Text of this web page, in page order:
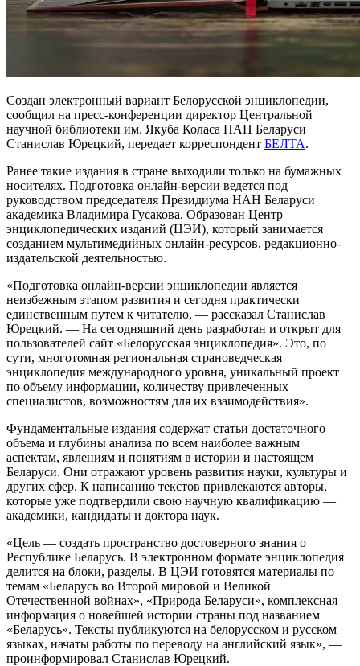
Создан электронный вариант Белорусской энциклопедии,
сообщил на пресс-конференции директор Центральной
научной библиотеки им. Якуба Коласа НАН Беларуси
Станислав Юрецкий, передает корреспондент БЕЛТА.
Ранее такие издания в стране выходили только на бумажных
носителях. Подготовка онлайн-версии ведется под
руководством председателя Президиума НАН Беларуси
академика Владимира Гусакова. Образован Центр
энциклопедических изданий (ЦЭИ), который занимается
созданием мультимедийных онлайн-ресурсов, редакционно-
издательской деятельностью.
«Подготовка онлайн-версии энциклопедии является
неизбежным этапом развития и сегодня практически
единственным путем к читателю, — рассказал Станислав
Юрецкий. — На сегодняшний день разработан и открыт для
пользователей сайт «Белорусская энциклопедия». Это, по
сути, многотомная региональная страноведческая
энциклопедия международного уровня, уникальный проект
по объему информации, количеству привлеченных
специалистов, возможностям для их взаимодействия».
Фундаментальные издания содержат статьи достаточного
объема и глубины анализа по всем наиболее важным
аспектам, явлениям и понятиям в истории и настоящем
Беларуси. Они отражают уровень развития науки, культуры и
других сфер. К написанию текстов привлекаются авторы,
которые уже подтвердили свою научную квалификацию —
академики, кандидаты и доктора наук.
«Цель — создать пространство достоверного знания о
Республике Беларусь. В электронном формате энциклопедия
делится на блоки, разделы. В ЦЭИ готовятся материалы по
темам «Беларусь во Второй мировой и Великой
Отечественной войнах», «Природа Беларуси», комплексная
информация о новейшей истории страны под названием
«Беларусь». Тексты публикуются на белорусском и русском
языках, начаты работы по переводу на английский язык», —
проинформировал Станислав Юрецкий.